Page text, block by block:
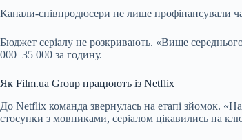
Канали-співпродюсери не лише профінансували
Бюджет серіалу не розкривають. «Вище
000–35 000 за годину.
Як Film.ua Group працюють із Netflix
До Netflix команда звернулась на етапі зйомок.
стосунки з мовниками, серіалом цікавились на